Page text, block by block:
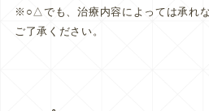
※○△でも、治療内容によっては承れな
ご了承ください。